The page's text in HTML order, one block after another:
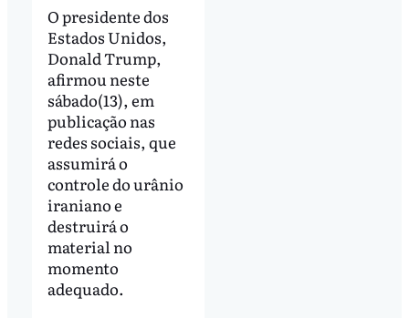
O presidente dos
Estados Unidos,
Donald Trump,
afirmou neste
sábado(13), em
publicação nas
redes sociais, que
assumirá o
controle do urânio
iraniano e
destruirá o
material no
momento
adequado.